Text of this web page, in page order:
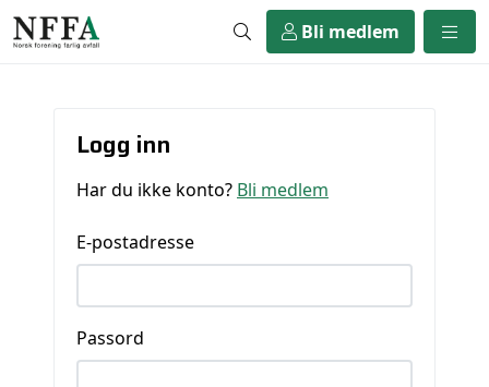
Bli medlem
Logg inn
Har du ikke konto? Bli medlem
E-postadresse
Passord